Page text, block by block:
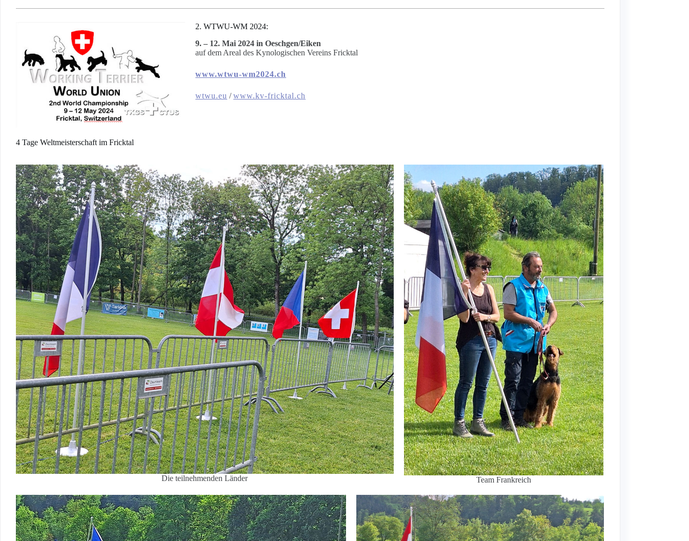
2. WTWU-WM 2024:
9. – 12. Mai 2024 in Oeschgen/Eiken
auf dem Areal des Kynologischen Vereins Fricktal
www.wtwu-wm2024.ch
wtwu.eu /www.kv-fricktal.ch
4 Tage Weltmeisterschaft im Fricktal
Die teilnehmenden Länder Team Frankreich